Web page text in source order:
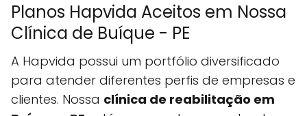
Planos Hapvida Aceitos em Nossa
Clínica de Buíque - PE
A Hapvida possui um portfólio diversificado
para atender diferentes perfis de empresas e
clientes. Nossa clínica de reabilitação em